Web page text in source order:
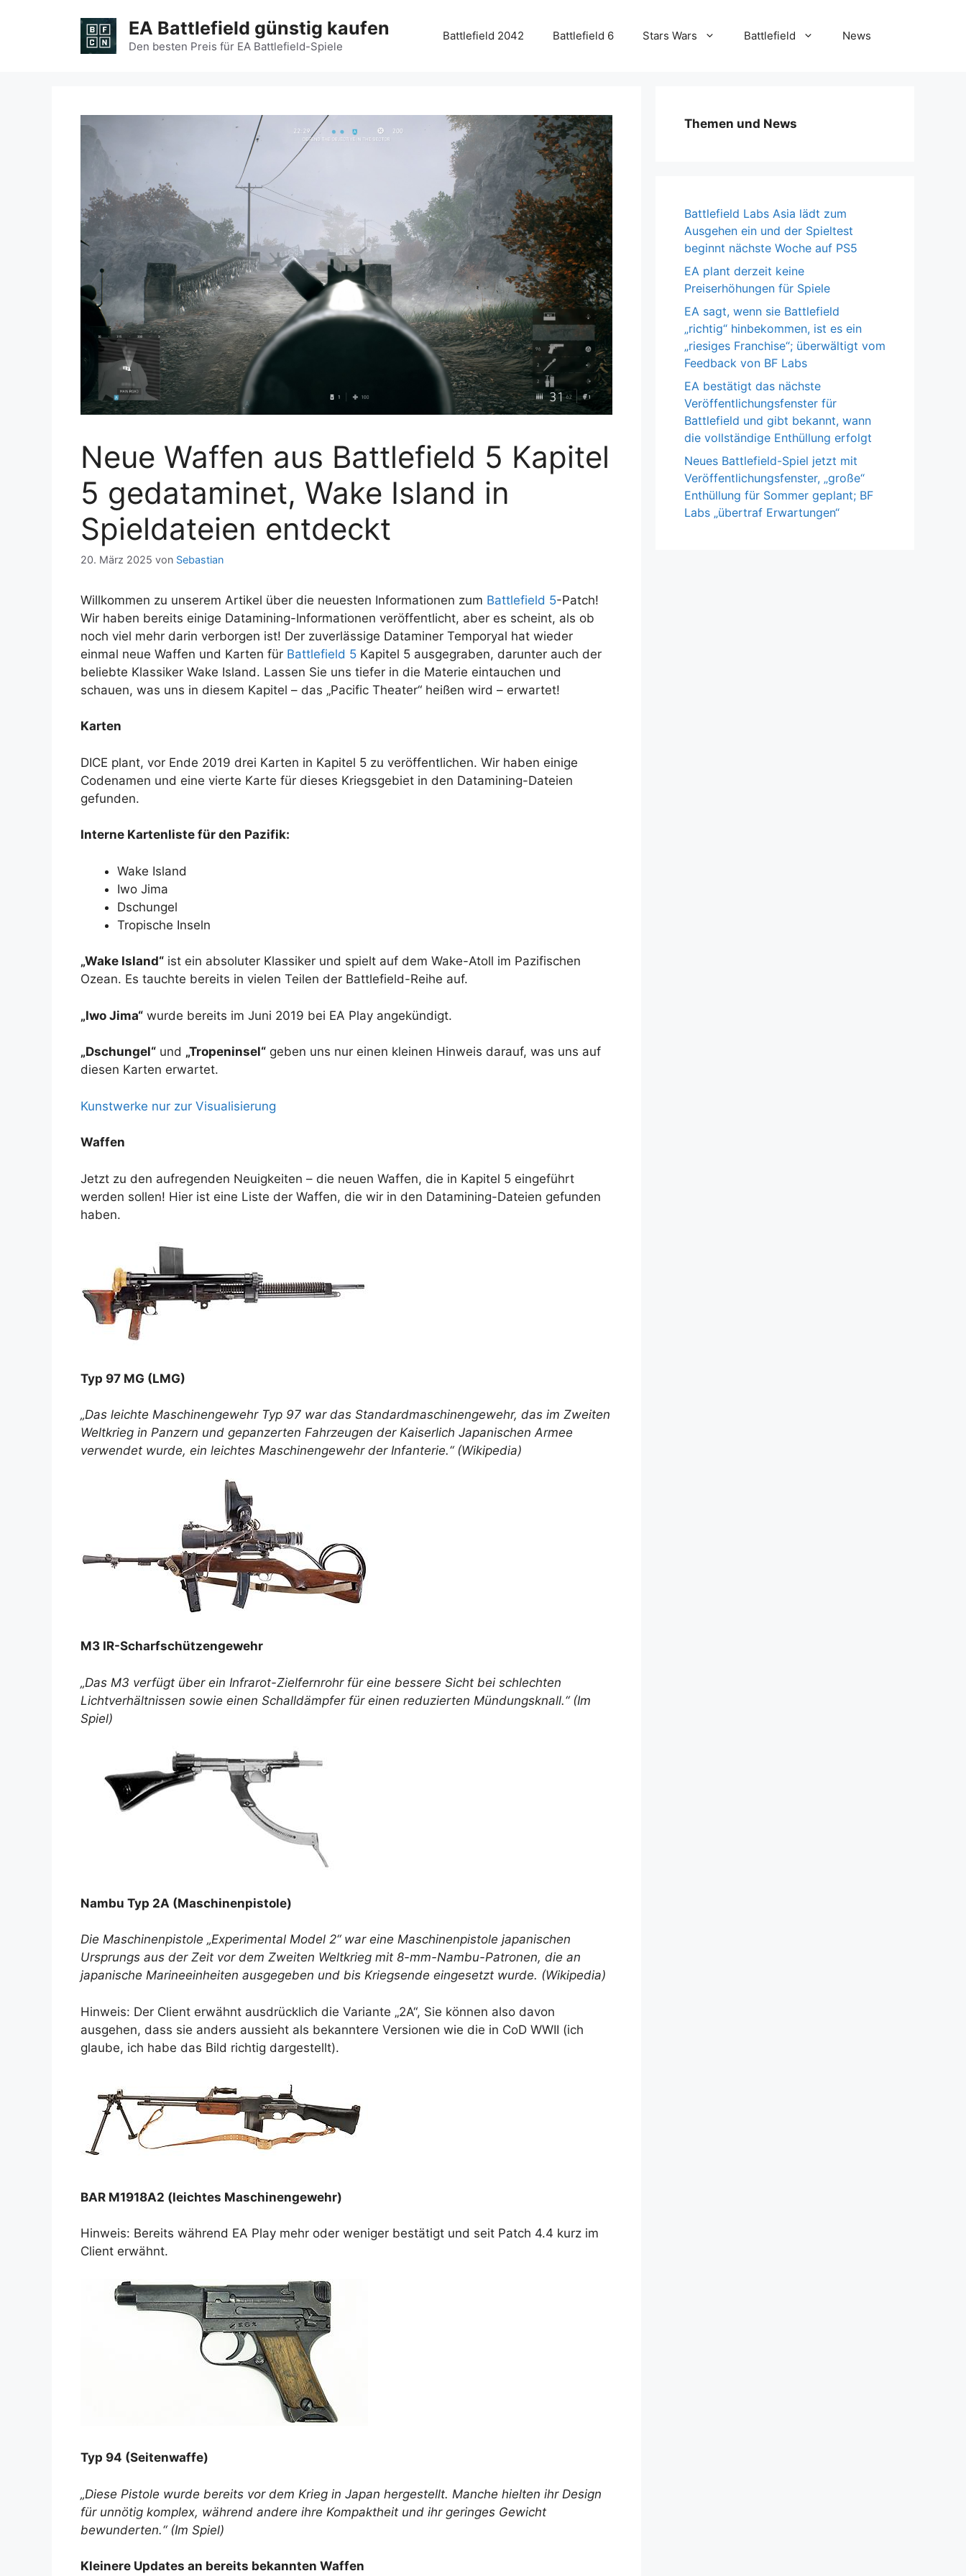
EA Battlefield günstig kaufen
Den besten Preis für EA Battlefield-Spiele
Battlefield 2042 Battlefield 6 Stars Wars Battlefield News
Neue Waffen aus Battlefield 5 Kapitel
5 gedataminet, Wake Island in
Spieldateien entdeckt
20. März 2025 von Sebastian
Willkommen zu unserem Artikel über die neuesten Informationen zum Battlefield 5-Patch!
Wir haben bereits einige Datamining-Informationen veröffentlicht, aber es scheint, als ob
noch viel mehr darin verborgen ist! Der zuverlässige Dataminer Temporyal hat wieder
einmal neue Waffen und Karten für Battlefield 5 Kapitel 5 ausgegraben, darunter auch der
beliebte Klassiker Wake Island. Lassen Sie uns tiefer in die Materie eintauchen und
schauen, was uns in diesem Kapitel – das „Pacific Theater“ heißen wird – erwartet!
Karten
DICE plant, vor Ende 2019 drei Karten in Kapitel 5 zu veröffentlichen. Wir haben einige
Codenamen und eine vierte Karte für dieses Kriegsgebiet in den Datamining-Dateien
gefunden.
Interne Kartenliste für den Pazifik:
Wake Island
Iwo Jima
Dschungel
Tropische Inseln
„Wake Island“ ist ein absoluter Klassiker und spielt auf dem Wake-Atoll im Pazifischen
Ozean. Es tauchte bereits in vielen Teilen der Battlefield-Reihe auf.
„Iwo Jima“ wurde bereits im Juni 2019 bei EA Play angekündigt.
„Dschungel“ und „Tropeninsel“ geben uns nur einen kleinen Hinweis darauf, was uns auf
diesen Karten erwartet.
Kunstwerke nur zur Visualisierung
Waffen
Jetzt zu den aufregenden Neuigkeiten – die neuen Waffen, die in Kapitel 5 eingeführt
werden sollen! Hier ist eine Liste der Waffen, die wir in den Datamining-Dateien gefunden
haben.
Typ 97 MG (LMG)
„Das leichte Maschinengewehr Typ 97 war das Standardmaschinengewehr, das im Zweiten
Weltkrieg in Panzern und gepanzerten Fahrzeugen der Kaiserlich Japanischen Armee
verwendet wurde, ein leichtes Maschinengewehr der Infanterie.“ (Wikipedia)
M3 IR-Scharfschützengewehr
„Das M3 verfügt über ein Infrarot-Zielfernrohr für eine bessere Sicht bei schlechten
Lichtverhältnissen sowie einen Schalldämpfer für einen reduzierten Mündungsknall.“ (Im
Spiel)
Nambu Typ 2A (Maschinenpistole)
Die Maschinenpistole „Experimental Model 2“ war eine Maschinenpistole japanischen
Ursprungs aus der Zeit vor dem Zweiten Weltkrieg mit 8-mm-Nambu-Patronen, die an
japanische Marineeinheiten ausgegeben und bis Kriegsende eingesetzt wurde. (Wikipedia)
Hinweis: Der Client erwähnt ausdrücklich die Variante „2A“, Sie können also davon
ausgehen, dass sie anders aussieht als bekanntere Versionen wie die in CoD WWII (ich
glaube, ich habe das Bild richtig dargestellt).
BAR M1918A2 (leichtes Maschinengewehr)
Hinweis: Bereits während EA Play mehr oder weniger bestätigt und seit Patch 4.4 kurz im
Client erwähnt.
Typ 94 (Seitenwaffe)
„Diese Pistole wurde bereits vor dem Krieg in Japan hergestellt. Manche hielten ihr Design
für unnötig komplex, während andere ihre Kompaktheit und ihr geringes Gewicht
bewunderten.“ (Im Spiel)
Kleinere Updates an bereits bekannten Waffen
Themen und News
Battlefield Labs Asia lädt zum
Ausgehen ein und der Spieltest
beginnt nächste Woche auf PS5
EA plant derzeit keine
Preiserhöhungen für Spiele
EA sagt, wenn sie Battlefield
„richtig“ hinbekommen, ist es ein
„riesiges Franchise“; überwältigt vom
Feedback von BF Labs
EA bestätigt das nächste
Veröffentlichungsfenster für
Battlefield und gibt bekannt, wann
die vollständige Enthüllung erfolgt
Neues Battlefield-Spiel jetzt mit
Veröffentlichungsfenster, „große“
Enthüllung für Sommer geplant; BF
Labs „übertraf Erwartungen“